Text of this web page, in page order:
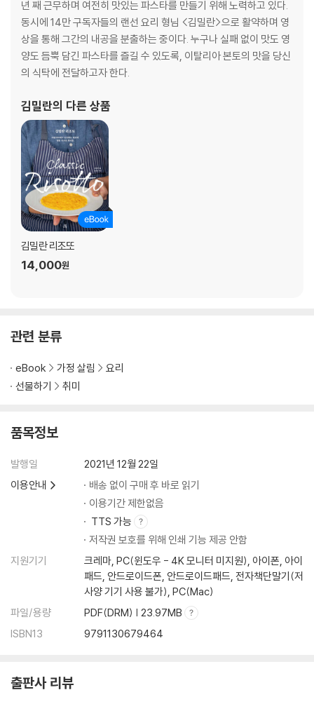
06 푸타네스카 스파게티
07 스콜리오 키타라 스파게티
08 라자냐 볼로네제
└라구 볼로네제
└베샤멜소스
09 바질페스토 트로피에
└바질페스토
10 버터 파르미지아노 레지아노 소스 뇨끼
Chapter 3 김밀란 시그니처 파스타
11 비트 새우 스파게티
12 로즈마리 향의 감자 디딸리니
13 오레끼에떼 치메 디 라파
14 새우를 곁들인 가스파초 스타일의 차가운 스파게티
└파리지앵 뇨끼
18 리코타 뇨끼와 쥬키니소스
19 새우 콩소메와 엔젤헤어 파스타
Chapter 4 K-파스타
22 된장 봉골레 스파게티 키타라
23 글루텐프리 감자 뇨끼와 버섯 수프
24 고추장 감자 홍합 펜네
25 로즈마리향 병아리콩 카펠리니
26 김치라구 라자냐
년 째 근무하며 여전히 맛있는 파스타를 만들기 위해 노력하고 있다.
동시에 14만 구독자들의 랜선 요리 형님 <김밀란>으로 활약하며 영
상을 통해 그간의 내공을 분출하는 중이다. 누구나 실패 없이 맛도 영
양도 듬뿍 담긴 파스타를 즐길 수 있도록, 이탈리아 본토의 맛을 당신
의 식탁에 전달하고자 한다.
김밀란의 다른 상품
김밀란 리조또
14,000원
관련 분류
eBook 가정 살림
요리
선물하기
취미
품목정보
발행일
2021년 12월 22일
이용안내
배송 없이 구매 후 바로 읽기
이용기간 제한없음
TTS 가능
저작권 보호를 위해 인쇄 기능 제공 안함
지원기기
크레마, PC(윈도우 - 4K 모니터 미지원), 아이폰, 아이
패드, 안드로이드폰, 안드로이드패드, 전자책단말기(저
사양 기기 사용 불가), PC(Mac)
파일/용량
PDF(DRM) | 23.97MB
ISBN13
9791130679464
출판사 리뷰